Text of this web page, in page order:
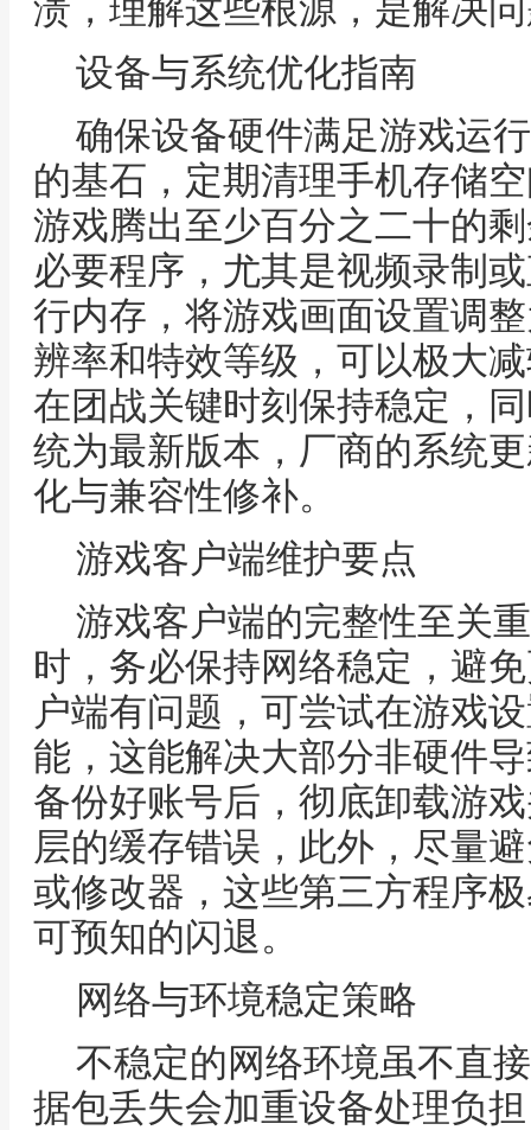
溃，理解这些根源，是解决
设备与系统优化指南
确保设备硬件满足游戏运
的基石，定期清理手机存储
游戏腾出至少百分之二十的
必要程序，尤其是视频录制
行内存，将游戏画面设置调
辨率和特效等级，可以极大
在团战关键时刻保持稳定，
统为最新版本，厂商的系统
化与兼容性修补。
游戏客户端维护要点
游戏客户端的完整性至关
时，务必保持网络稳定，避
户端有问题，可尝试在游戏
能，这能解决大部分非硬件
备份好账号后，彻底卸载游
层的缓存错误，此外，尽量
或修改器，这些第三方程序
可预知的闪退。
网络与环境稳定策略
不稳定的网络环境虽不直
据包丢失会加重设备处理负